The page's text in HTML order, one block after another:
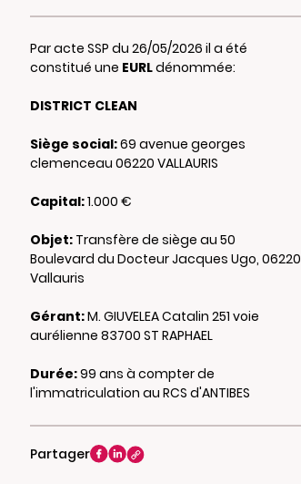
Par acte SSP du 26/05/2026 il a été
constitué une EURLdénommée:
DISTRICT CLEAN
Siège social:69 avenue georges
clemenceau 06220 VALLAURIS
Capital:1.000 €
Objet:Transfère de siège au 50
Boulevard du Docteur Jacques Ugo, 06220
Vallauris
Gérant:M. GIUVELEA Catalin 251 voie
aurélienne 83700 ST RAPHAEL
Durée:99 ans à compter de
l'immatriculation au RCS d'ANTIBES
Partager